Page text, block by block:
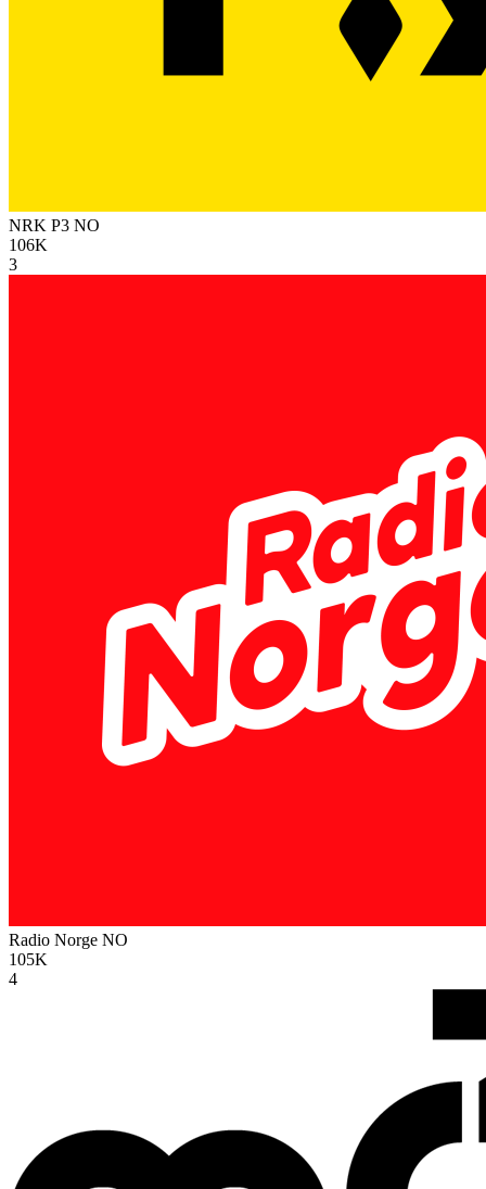
NRK P3 NO
106K
3
Radio Norge NO
105K
4